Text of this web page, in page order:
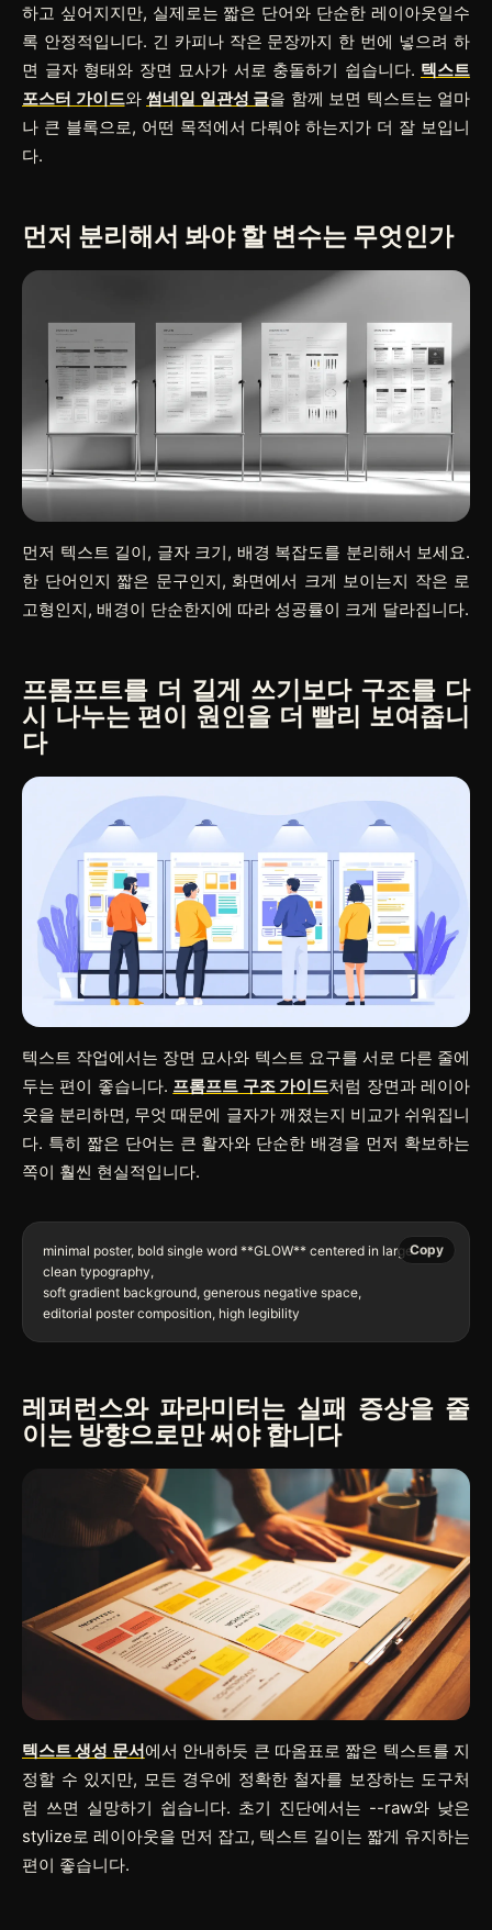
하고 싶어지지만, 실제로는 짧은 단어와 단순한 레이아웃일수
록 안정적입니다. 긴 카피나 작은 문장까지 한 번에 넣으려 하
면 글자 형태와 장면 묘사가 서로 충돌하기 쉽습니다. 텍스트
포스터 가이드와 썸네일 일관성 글을 함께 보면 텍스트는 얼마
나 큰 블록으로, 어떤 목적에서 다뤄야 하는지가 더 잘 보입니
다.
먼저 분리해서 봐야 할 변수는 무엇인가
먼저 텍스트 길이, 글자 크기, 배경 복잡도를 분리해서 보세요.
한 단어인지 짧은 문구인지, 화면에서 크게 보이는지 작은 로
고형인지, 배경이 단순한지에 따라 성공률이 크게 달라집니다.
프롬프트를 더 길게 쓰기보다 구조를 다
시 나누는 편이 원인을 더 빨리 보여줍니
다
텍스트 작업에서는 장면 묘사와 텍스트 요구를 서로 다른 줄에
두는 편이 좋습니다. 프롬프트 구조 가이드처럼 장면과 레이아
웃을 분리하면, 무엇 때문에 글자가 깨졌는지 비교가 쉬워집니
다. 특히 짧은 단어는 큰 활자와 단순한 배경을 먼저 확보하는
쪽이 훨씬 현실적입니다.
minimal poster, bold single word **GLOW** centered in large
clean typography,
soft gradient background, generous negative space,
Copy
레퍼런스와 파라미터는 실패 증상을 줄
이는 방향으로만 써야 합니다
텍스트 생성 문서에서 안내하듯 큰 따옴표로 짧은 텍스트를 지
정할 수 있지만, 모든 경우에 정확한 철자를 보장하는 도구처
럼 쓰면 실망하기 쉽습니다. 초기 진단에서는 --raw와 낮은
stylize로 레이아웃을 먼저 잡고, 텍스트 길이는 짧게 유지하는
편이 좋습니다.